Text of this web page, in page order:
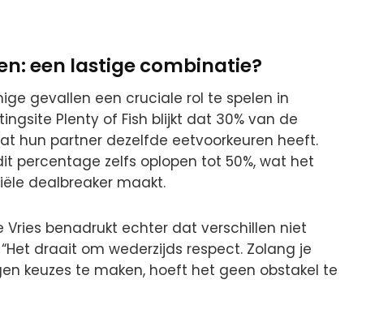
een lastige combinatie?
gevallen een cruciale rol te spelen in
Plenty of Fish blijkt dat 30% van de
hun partner dezelfde eetvoorkeuren heeft.
percentage zelfs oplopen tot 50%, wat het
dealbreaker maakt.
Vries benadrukt echter dat verschillen niet
draait om wederzijds respect. Zolang je
keuzes te maken, hoeft het geen obstakel te